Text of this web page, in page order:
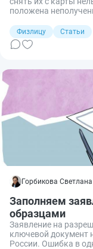
положена
Физлицу
Статьи
Горбикова Светлана
Заполняем
образцами
Заявление на
ключевой документ
России. Ошибка в